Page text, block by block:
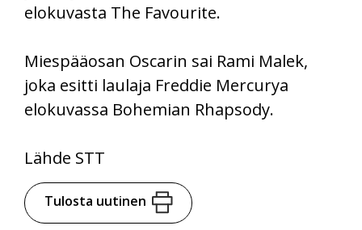
elokuvasta The Favourite.
Miespääosan Oscarin sai Rami Malek,
joka esitti laulaja Freddie Mercurya
elokuvassa Bohemian Rhapsody.
Lähde STT
Tulosta uutinen